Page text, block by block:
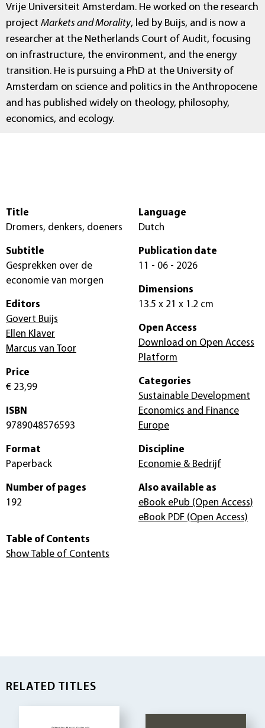
Vrije Universiteit Amsterdam. He worked on the research
project Markets and Morality, led by Buijs, and is now a
researcher at the Netherlands Court of Audit, focusing
on infrastructure, the environment, and the energy
transition. He is pursuing a PhD at the University of
Amsterdam on science and politics in the Anthropocene
and has published widely on theology, philosophy,
economics, and ecology.
Title
Dromers, denkers, doeners
Subtitle
Gesprekken over de
economie van morgen
Editors
Govert Buijs
Ellen Klaver
Marcus van Toor
Price
€ 23,99
ISBN
9789048576593
Format
Paperback
Number of pages
192
Language
Dutch
Publication date
11 - 06 - 2026
Dimensions
13.5 x 21 x 1.2 cm
Open Access
Download on Open Access
Platform
Categories
Sustainable Development
Economics and Finance
Europe
Discipline
Economie & Bedrijf
Also available as
eBook ePub (Open Access)
eBook PDF (Open Access)
Table of Contents
Show Table of Contents
RELATED TITLES